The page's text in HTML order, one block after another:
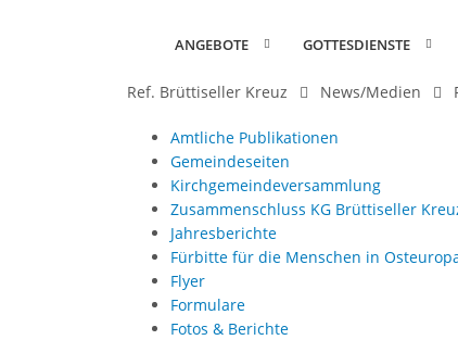
ANGEBOTE GOTTESDIENSTE
Ref. Brüttiseller Kreuz News/Medien
Amtliche Publikationen
Gemeindeseiten
Kirchgemeindeversammlung
Zusammenschluss KG Brüttiseller
Jahresberichte
Fürbitte für die Menschen in
Flyer
Formulare
Fotos & Berichte